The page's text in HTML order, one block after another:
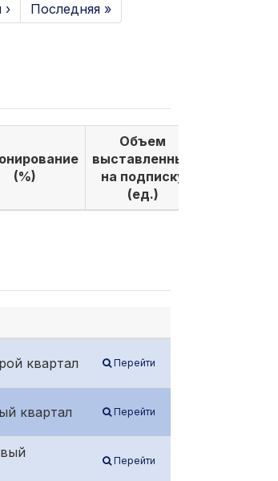
Последняя »
(%)
Объем
выставленных
на подписку
(ед.)
квартал Перейти
квартал Перейти
Перейти